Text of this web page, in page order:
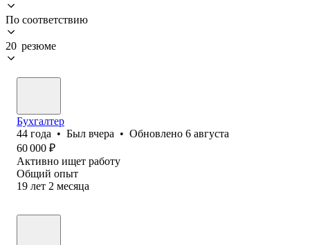
По соответствию
20 резюме
Бухгалтер
44 года • Был вчера • Обновлено 6 августа
60 000 ₽
Активно ищет работу
Общий опыт
19 лет 2 месяца